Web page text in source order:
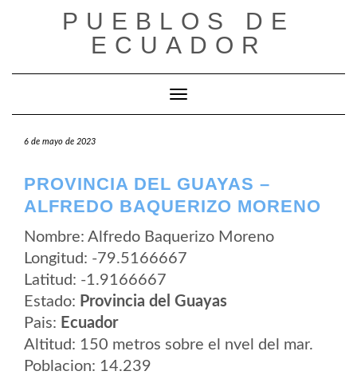
PUEBLOS DE
ECUADOR
Cambiar modo de navegación
6 de mayo de 2023
PROVINCIA DEL GUAYAS –
ALFREDO BAQUERIZO MORENO
Nombre: Alfredo Baquerizo Moreno
Longitud: -79.5166667
Latitud: -1.9166667
Estado: Provincia del Guayas
Pais: Ecuador
Altitud: 150 metros sobre el nvel del mar.
Poblacion: 14.239